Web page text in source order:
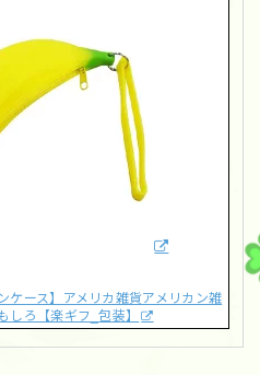
ース】アメリカ雑貨アメリカン雑
しろ【楽ギフ_包装】